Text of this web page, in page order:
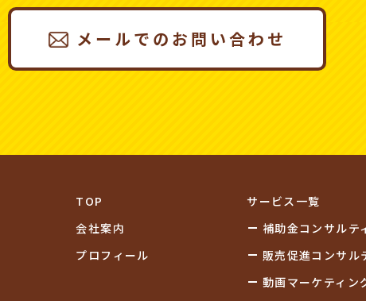
メールでのお問い合わせ
TOP
会社案内
プロフィール
サービス一覧
補助金コンサルテ
販売促進コンサル
動画マーケティン